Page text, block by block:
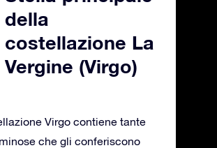
della
costellazione La
Vergine (Virgo)
Virgo contiene tante
che gli conferiscono